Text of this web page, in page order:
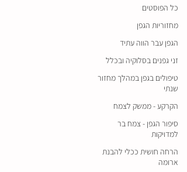
כל הפוסטים
מחזוריות הגפן
הגפן עבר הווה עתיד
זני גפנים בסלוקיה ובכלל
טיפולים בגפן במהלך מחזור
שנתי
הקרקע - ממשק לצמח
סיפור הגפן - צמח בר
למדויקות
הרחה חושית ככלי להבנת
ארומה